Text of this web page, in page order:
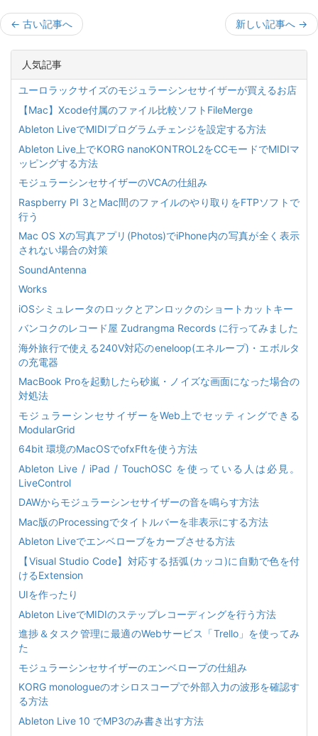
← 古い記事へ 新しい記事へ →
人気記事
ユーロラックサイズのモジュラーシンセサイザーが買えるお店
【Mac】Xcode付属のファイル比較ソフトFileMerge
Ableton LiveでMIDIプログラムチェンジを設定する方法
Ableton Live上でKORG nanoKONTROL2をCCモードでMIDIマ
ッピングする方法
モジュラーシンセサイザーのVCAの仕組み
Raspberry PI 3とMac間のファイルのやり取りをFTPソフトで
行う
Mac OS Xの写真アプリ(Photos)でiPhone内の写真が全く表示
されない場合の対策
SoundAntenna
Works
iOSシミュレータのロックとアンロックのショートカットキー
バンコクのレコード屋 Zudrangma Records に行ってみました
海外旅行で使える240V対応のeneloop(エネループ)・エボルタ
の充電器
MacBook Proを起動したら砂嵐・ノイズな画面になった場合の
対処法
モジュラーシンセサイザーをWeb上でセッティングできる
ModularGrid
64bit 環境のMacOSでofxFftを使う方法
Ableton Live / iPad / TouchOSC を使っている人は必見。
LiveControl
DAWからモジュラーシンセサイザーの音を鳴らす方法
Mac版のProcessingでタイトルバーを非表示にする方法
Ableton Liveでエンベローブをカーブさせる方法
【Visual Studio Code】対応する括弧(カッコ)に自動で色を付
けるExtension
UIを作ったり
Ableton LiveでMIDIのステップレコーディングを行う方法
進捗＆タスク管理に最適のWebサービス「Trello」を使ってみ
た
モジュラーシンセサイザーのエンベロープの仕組み
KORG monologueのオシロスコープで外部入力の波形を確認す
る方法
Ableton Live 10 でMP3のみ書き出す方法